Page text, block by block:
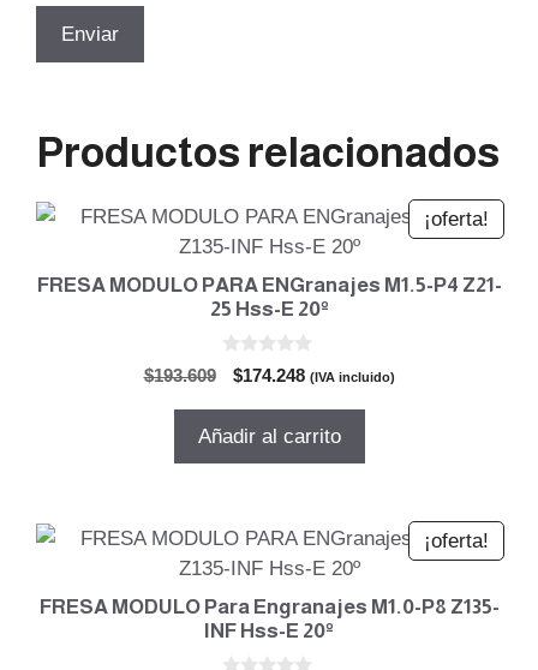
Productos relacionados
¡oferta!
FRESA MODULO PARA ENGranajes M1.5-P4 Z21-
25 Hss-E 20º
$193.609
El
original
$174.248El
actual
(IVA incluido)
Añadir al carrito
¡oferta!
FRESA MODULO Para Engranajes M1.0-P8 Z135-
INF Hss-E 20º